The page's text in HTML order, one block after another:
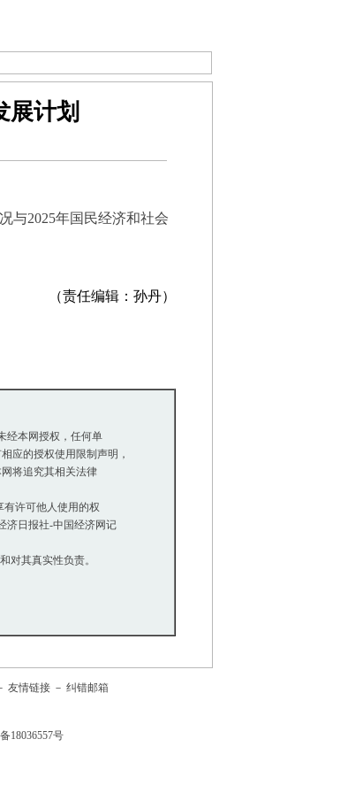
展计划
与2025年国民经济和社会
（责任编辑：孙丹）
经本网授权，任何单
应的授权使用限制声明，
将追究其相关法律
有许可他人使用的权
济日报社-中国经济网记
对其真实性负责。
友情链接 － 纠错邮箱
18036557号